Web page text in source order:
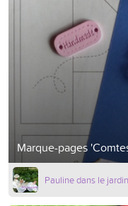
Marque-pages
Pauline dans le